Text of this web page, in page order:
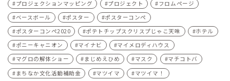
プロジェクションマッピング
プロジェクト
フロムページ
ベースボール
ポスター
ポスターコンペ
ポスターコンペ2020
ポテトチップスクリスプじゃこ天味
ホテル
ポニーキャニオン
マイナビ
マイメロディハウス
マグロの解体ショー
まじめえひめ マスク
マチコトバ
まちなか文化活動補助金
マツイマ
マツイマ！